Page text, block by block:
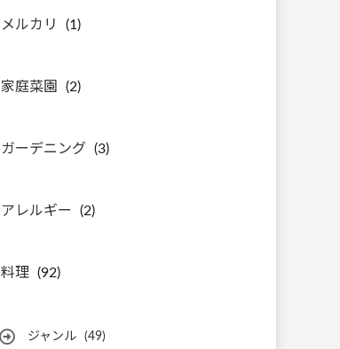
メルカリ (1)
家庭菜園 (2)
ガーデニング (3)
アレルギー (2)
料理 (92)
ジャンル (49)